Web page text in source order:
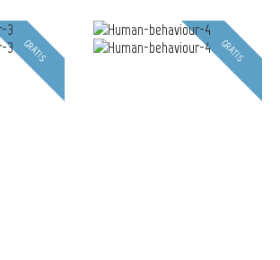
GRATIS GRATIS